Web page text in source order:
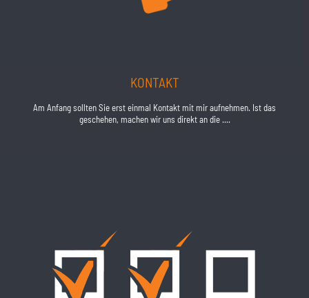
KONTAKT
Am Anfang sollten Sie erst einmal Kontakt mit mir aufnehmen. Ist das
geschehen, machen wir uns direkt an die ....